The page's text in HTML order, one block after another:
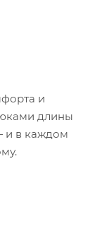
и
длины
и в каждом